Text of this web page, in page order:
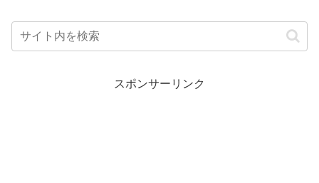
スポンサーリンク